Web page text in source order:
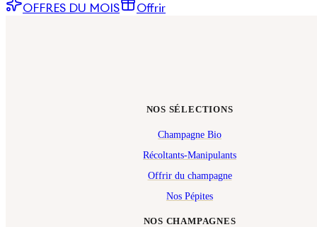
OFFRES DU MOIS Offrir
NOS CHAMPAGNES
NOS SÉLECTIONS
Champagne Bio
Récoltants-Manipulants
Offrir du champagne
Nos Pépites